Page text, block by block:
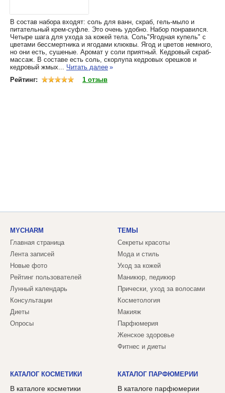
В состав набора входят: соль для ванн, скраб, гель-мыло и
питательный крем-суфле. Это очень удобно. Набор понравился.
Четыре шага для ухода за кожей тела. Соль"Ягодная купель" с
цветами бессмертника и ягодами клюквы. Ягод и цветов немного,
но они есть, сушеные. Аромат у соли приятный. Кедровый скраб-
массаж. В составе есть соль, скорлупа кедровых орешков и
кедровый жмых... Читать далее »
Рейтинг:
1 отзыв
MYCHARM
Главная страница
Лента записей
Новые фото
Рейтинг пользователей
Лунный календарь
Консультации
Диеты
Опросы
ТЕМЫ
Секреты красоты
Мода и стиль
Уход за кожей
Маникюр, педикюр
Прически, уход за волосами
Косметология
Макияж
Парфюмерия
Женское здоровье
Фитнес и диеты
КАТАЛОГ КОСМЕТИКИ
В каталоге косметики
КАТАЛОГ ПАРФЮМЕРИИ
В каталоге парфюмерии